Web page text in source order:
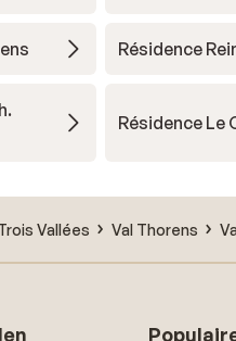
Résidence
Résidence Le
Vallées Val Thorens